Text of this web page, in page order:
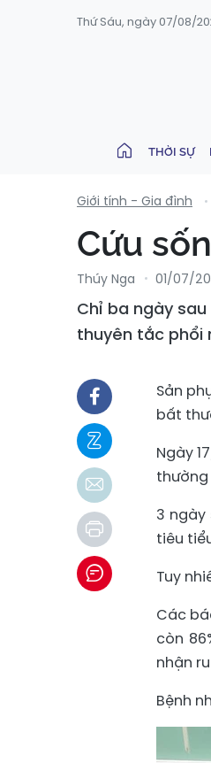
Thứ Sáu, ngày 07/08/
THỜI SỰ
Giới tính - Gia đình
Cứu
Thúy Nga 01/07/
Chỉ ba ngày
thuyên tắc phổi
Sản
bất
Ngày
thường
3 ngày
tiêu
Tuy
Các
còn
nhận
Bệnh